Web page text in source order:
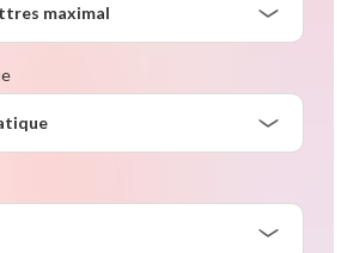
maximal